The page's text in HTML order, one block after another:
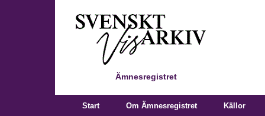
Ämnesregistret
Start Om Ämnesregistret Källor